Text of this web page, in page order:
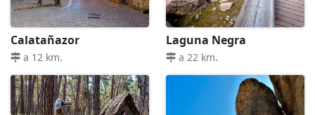
Calatañazor
a 12 km.
Laguna Negra
a 22 km.